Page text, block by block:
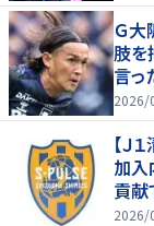
Ｇ大
肢を
言っ
2026/
【Ｊ
加入
貢献
2026/